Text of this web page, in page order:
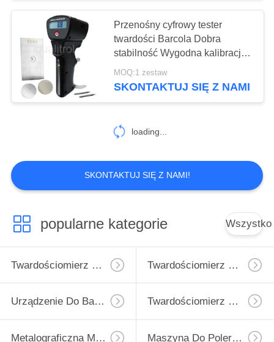
Przenośny cyfrowy tester
twardości Barcola Dobra
stabilność Wygodna kalibracja
stopów aluminium
MOQ:1 zestaw
SKONTAKTUJ SIĘ Z NAMI
loading...
SKONTAKTUJ SIĘ Z NAMI!
popularne kategorie Wszystko
Twardościomierz Micro Vickers Twardościomierz Vickersa
Urządzenie Do Badania Twardości Rockwell Twardościomierz Brinella
Metalograficzna Maszyna Do Cięcia Maszyna Do Polerowania Metalograficznego